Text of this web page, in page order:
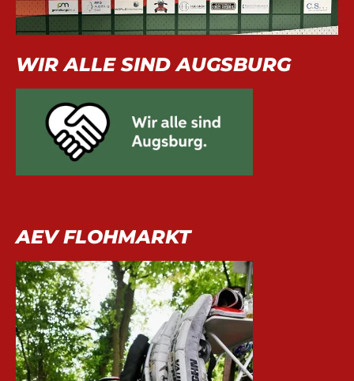
WIR ALLE SIND AUGSBURG
AEV FLOHMARKT